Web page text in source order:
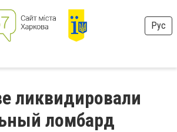
Рус
ликвидировали
ломбард